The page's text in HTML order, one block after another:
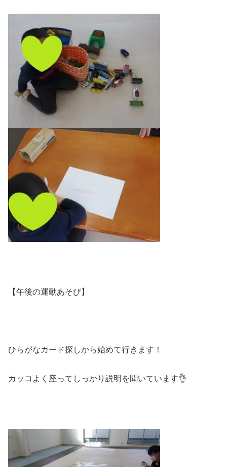
【午後の運動あそび】
ひらがなカード探しから始めて行きます！
カッコよく座ってしっかり説明を聞いています👌